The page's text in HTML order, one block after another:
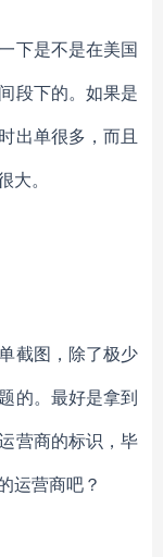
下是不是在美国
段下的。如果是
出单很多，而且
大。
截图，除了极少
的。最好是拿到
营商的标识，毕
运营商吧？